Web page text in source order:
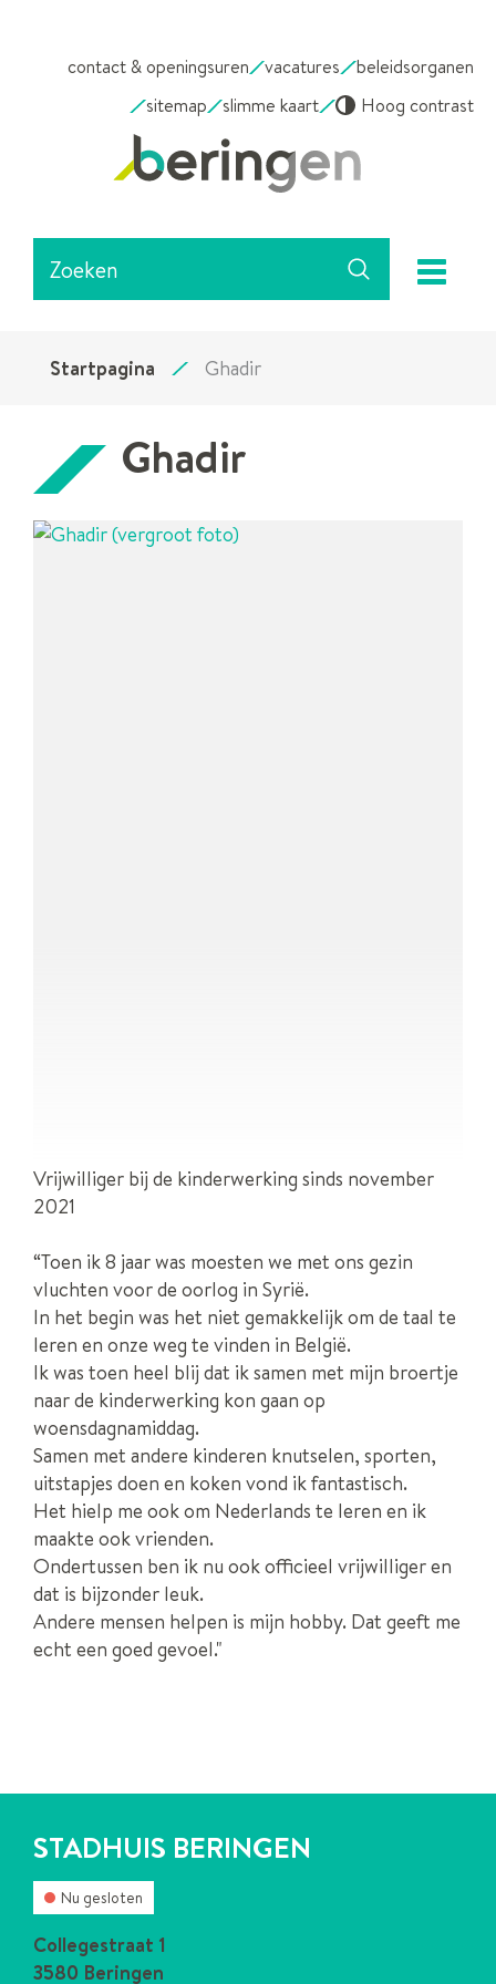
NAAR
contact & openingsuren vacatures
beleidsorganen
sitemap
slimme kaart Hoog contrast
Stad
Beringen
kunnen
we
helpen?
Zoeken
Startpagina Ghadir
Ghadir
Vrijwilliger bij de kinderwerking sinds november
2021
“Toen ik 8 jaar was moesten we met ons gezin
vluchten voor de oorlog in Syrië.
In het begin was het niet gemakkelijk om de taal te
leren en onze weg te vinden in België.
Ik was toen heel blij dat ik samen met mijn broertje
naar de kinderwerking kon gaan op
woensdagnamiddag.
Samen met andere kinderen knutselen, sporten,
uitstapjes doen en koken vond ik fantastisch.
Het hielp me ook om Nederlands te leren en ik
maakte ook vrienden.
Ondertussen ben ik nu ook officieel vrijwilliger en
dat is bijzonder leuk.
Andere mensen helpen is mijn hobby. Dat geeft me
echt een goed gevoel."
STADHUIS BERINGEN
Nu gesloten
Contact
Collegestraat 1
,3580 Beringen